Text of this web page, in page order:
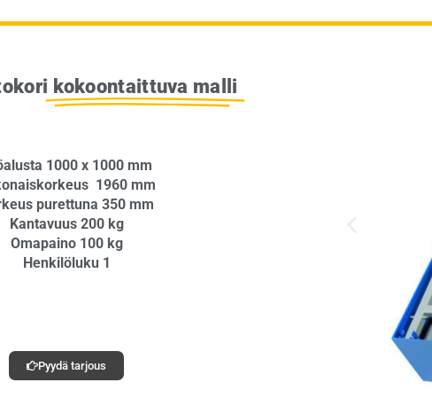
kokoontaittuva malli
1000 x 1000 mm
1960 mm
purettuna 350 mm
Kantavuus 200 kg
Omapaino 100 kg
Henkilöluku 1
Pyydä tarjous